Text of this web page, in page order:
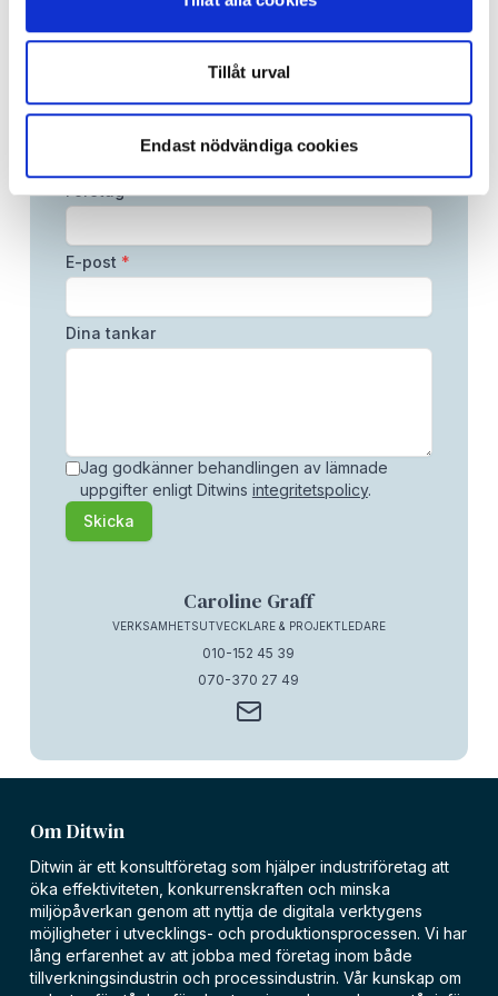
Tillåt urval
Endast nödvändiga cookies
Processutveckling
Namn*
Företag
E-post *
Dina tankar
Jag godkänner behandlingen av lämnade
uppgifter enligt Ditwins integritetspolicy.
Skicka
Caroline Graff
VERKSAMHETSUTVECKLARE & PROJEKTLEDARE
010-152 45 39
070-370 27 49
Om Ditwin
Ditwin är ett konsultföretag som hjälper industriföretag att
öka effektiviteten, konkurrenskraften och minska
miljöpåverkan genom att nyttja de digitala verktygens
möjligheter i utvecklings- och produktionsprocessen. Vi har
lång erfarenhet av att jobba med företag inom både
tillverkningsindustrin och processindustrin. Vår kunskap om